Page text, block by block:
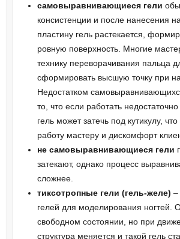
самовыравнивающиеся гели
консистенции и после нанесения
пластину гель растекается,
ровную поверхность. Многие
технику переворачивания пальца
сформировать высшую точку при
Недостатком
то, что если работать
гель может затечь под кутикулу,
работу мастеру и дискомфорт
не самовыравнивающиеся гели
затекают, однако процесс
сложнее.
тиксотропные гели (гель-желе) –
гелей для моделирования ногтей.
свободном состоянии, но при
структура меняется и такой гель